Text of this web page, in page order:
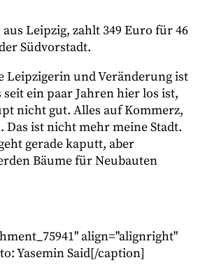
aus Leipzig, zahlt 349 Euro für 46
Südvorstadt.
Leipzigerin und Veränderung ist
ein paar Jahren hier los ist,
nicht gut. Alles auf Kommerz,
ist nicht mehr meine Stadt.
gerade kaputt, aber
Bäume für Neubauten
align="alignright"
Yasemin Said[/caption]